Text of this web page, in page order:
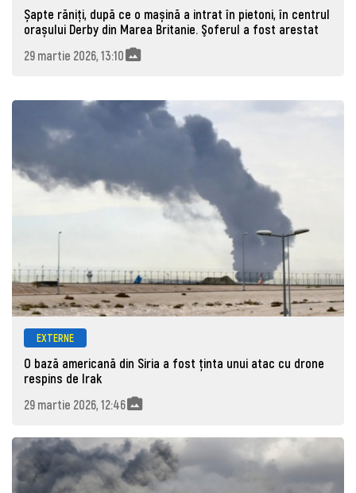
Șapte răniți, după ce o mașină a intrat în pietoni, în centrul
orașului Derby din Marea Britanie. Şoferul a fost arestat
29 martie 2026, 13:10
EXTERNE
O bază americană din Siria a fost ținta unui atac cu drone
respins de Irak
29 martie 2026, 12:46